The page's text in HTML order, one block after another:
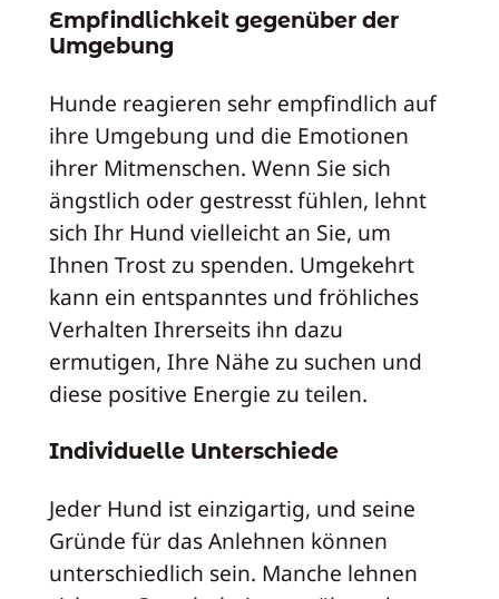
Empfindlichkeit gegenüber der
Umgebung
Hunde reagieren sehr empfindlich auf
ihre Umgebung und die Emotionen
ihrer Mitmenschen. Wenn Sie sich
ängstlich oder gestresst fühlen, lehnt
sich Ihr Hund vielleicht an Sie, um
Ihnen Trost zu spenden. Umgekehrt
kann ein entspanntes und fröhliches
Verhalten Ihrerseits ihn dazu
ermutigen, Ihre Nähe zu suchen und
diese positive Energie zu teilen.
Individuelle Unterschiede
Jeder Hund ist einzigartig, und seine
Gründe für das Anlehnen können
unterschiedlich sein. Manche lehnen